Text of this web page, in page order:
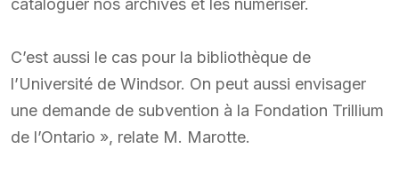
C’est aussi le cas pour la bibliothèque de
l’Université de Windsor. On peut aussi envisager
une demande de subvention à la Fondation Trillium
de l’Ontario », relate M. Marotte.